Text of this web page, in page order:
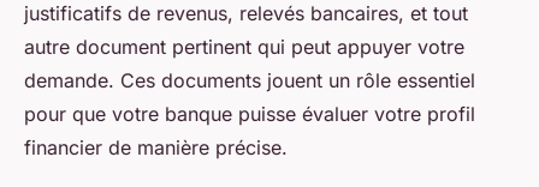
justificatifs de revenus, relevés bancaires, et tout
autre document pertinent qui peut appuyer votre
demande. Ces documents jouent un rôle essentiel
pour que votre banque puisse évaluer votre profil
financier de manière précise.